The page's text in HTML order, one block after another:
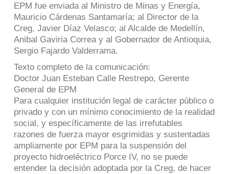
EPM fue enviada al Ministro de Minas y Energía,
Mauricio Cárdenas Santamaría; al Director de la
Creg, Javier Díaz Velasco; al Alcalde de Medellín,
Anibal Gaviria Correa y al Gobernador de Antioquia,
Sergio Fajardo Valderrama.
Texto completo de la comunicación:
Doctor Juan Esteban Calle Restrepo, Gerente
General de EPM
Para cualquier institución legal de carácter público o
privado y con un mínimo conocimiento de la realidad
social, y específicamente de las irrefutables
razones de fuerza mayor esgrimidas y sustentadas
ampliamente por EPM para la suspensión del
proyecto hidroeléctrico Porce IV, no se puede
entender la decisión adoptada por la Creg, de hacer